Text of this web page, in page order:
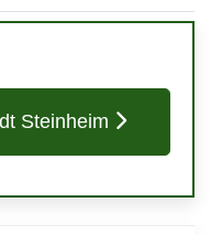
Steinheim